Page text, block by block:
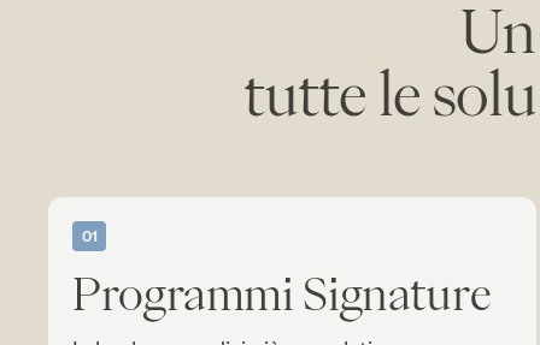
tutte le
01
Programmi Signature